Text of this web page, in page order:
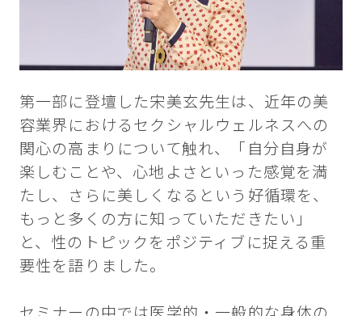
第一部に登壇した宋美玄先生は、近年の美
容業界におけるセクシャルウェルネスへの
関心の高まりについて触れ、「自分自身が
楽しむことや、心地よさといった感覚を満
たし、さらに美しくなるという好循環を、
もっと多くの方に知っていただきたい」
と、性のトピックをポジティブに捉える重
要性を語りました。